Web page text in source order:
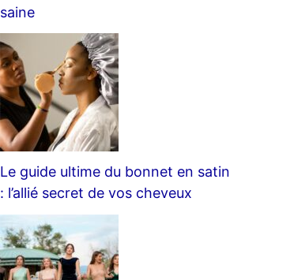
saine
Le guide ultime du bonnet en satin
: l’allié secret de vos cheveux